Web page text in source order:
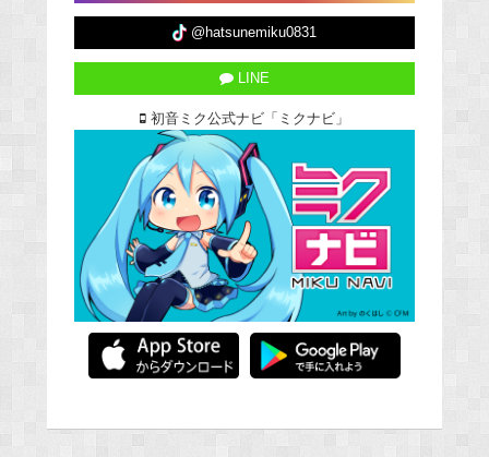
@hatsunemiku0831
LINE
初音ミク公式ナビ「ミクナビ」